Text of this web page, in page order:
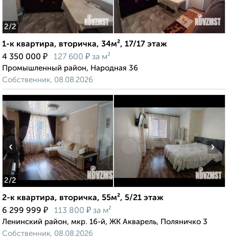
2/2
1-к квартира, вторичка, 34м², 17/17 этаж
4 350 000 ₽ 127 600 ₽ за м²
Промышленный район, Народная 36
Собственник, 08.08.2026
2/2
‹ ›
2-к квартира, вторичка, 55м², 5/21 этаж
6 299 999 ₽ 113 800 ₽ за м²
Ленинский район, мкр. 16-й, ЖК Акварель, Поляничко 3
Собственник, 08.08.2026